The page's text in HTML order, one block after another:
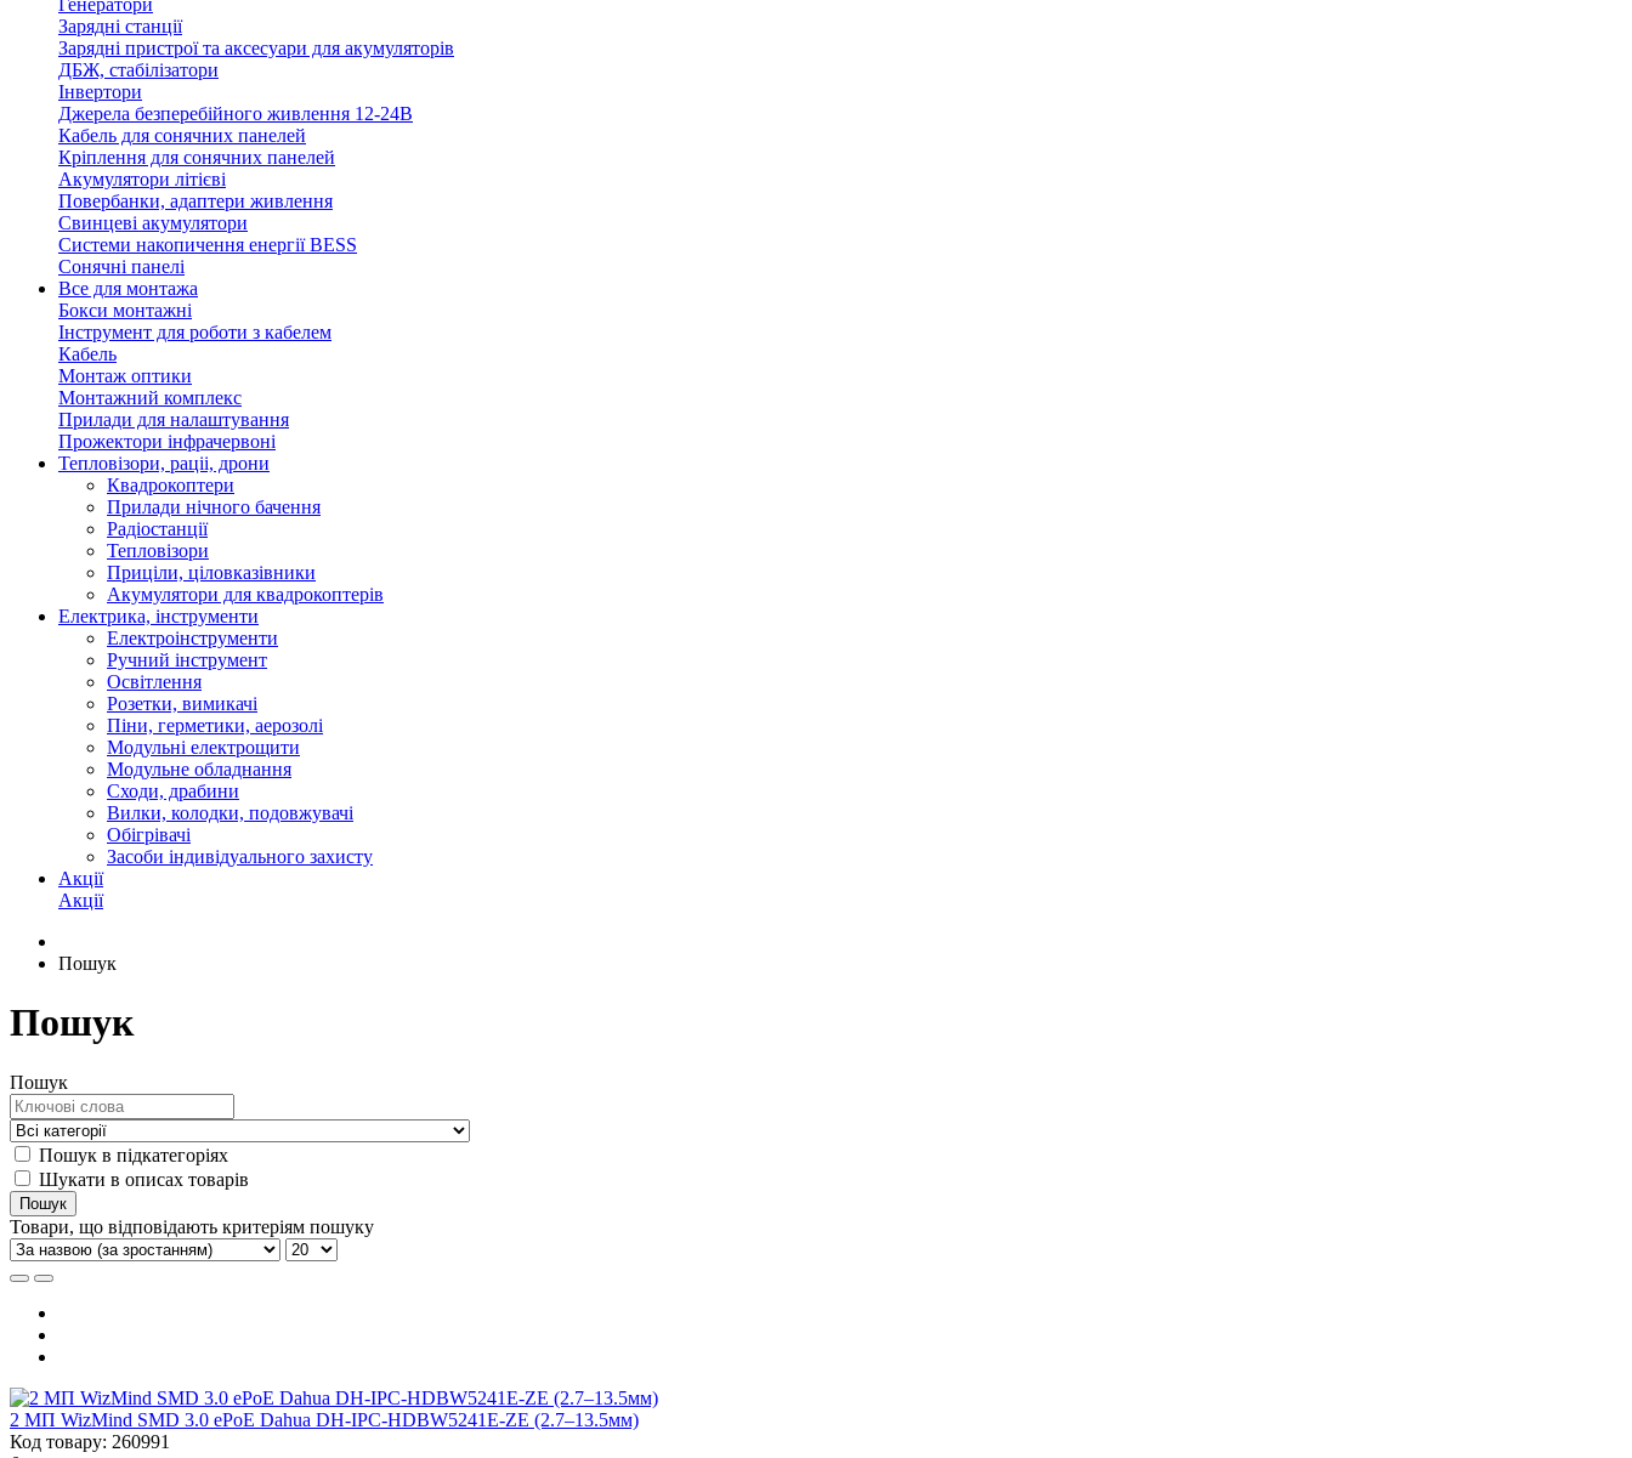
Генератори
Зарядні станції
Зарядні пристрої та аксесуари для акумуляторів
ДБЖ, стабілізатори
Інвертори
Джерела безперебійного живлення 12-24В
Кабель для сонячних панелей
Кріплення для сонячних панелей
Акумулятори літієві
Повербанки, адаптери живлення
Свинцеві акумулятори
Системи накопичення енергії BESS
Сонячні панелі
Все для монтажа
Бокси монтажні
Інструмент для роботи з кабелем
Кабель
Монтаж оптики
Монтажний комплекс
Прилади для налаштування
Прожектори інфрачервоні
Тепловізори, раціі, дрони
Квадрокоптери
Прилади нічного бачення
Радіостанції
Тепловізори
Приціли, ціловказівники
Акумулятори для квадрокоптерів
Електрика, інструменти
Електроінструменти
Ручний інструмент
Освітлення
Розетки, вимикачі
Піни, герметики, аерозолі
Модульні електрощити
Модульне обладнання
Сходи, драбини
Вилки, колодки, подовжувачі
Обігрівачі
Засоби індивідуального захисту
Акції
Акції
Пошук
Пошук
Пошук
Пошук в підкатегоріях
Шукати в описах товарів
Товари, що відповідають критеріям пошуку
2 МП WizMind SMD 3.0 ePoE Dahua DH-IPC-HDBW5241E-ZE (2.7–13.5мм)
Код товару: 260991